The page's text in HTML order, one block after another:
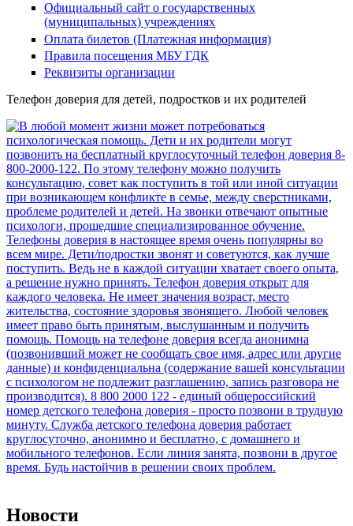
Официальный сайт о государственных
(муниципальных) учреждениях
Оплата билетов (Платежная информация)
Правила посещения МБУ ГДК
Реквизиты организации
Телефон доверия для детей, подростков и их родителей
Новости